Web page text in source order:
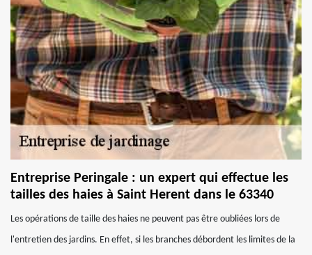
Entreprise Peringale : un expert qui effectue les
tailles des haies à Saint Herent dans le 63340
Les opérations de taille des haies ne peuvent pas être oubliées lors de
l'entretien des jardins. En effet, si les branches débordent les limites de la